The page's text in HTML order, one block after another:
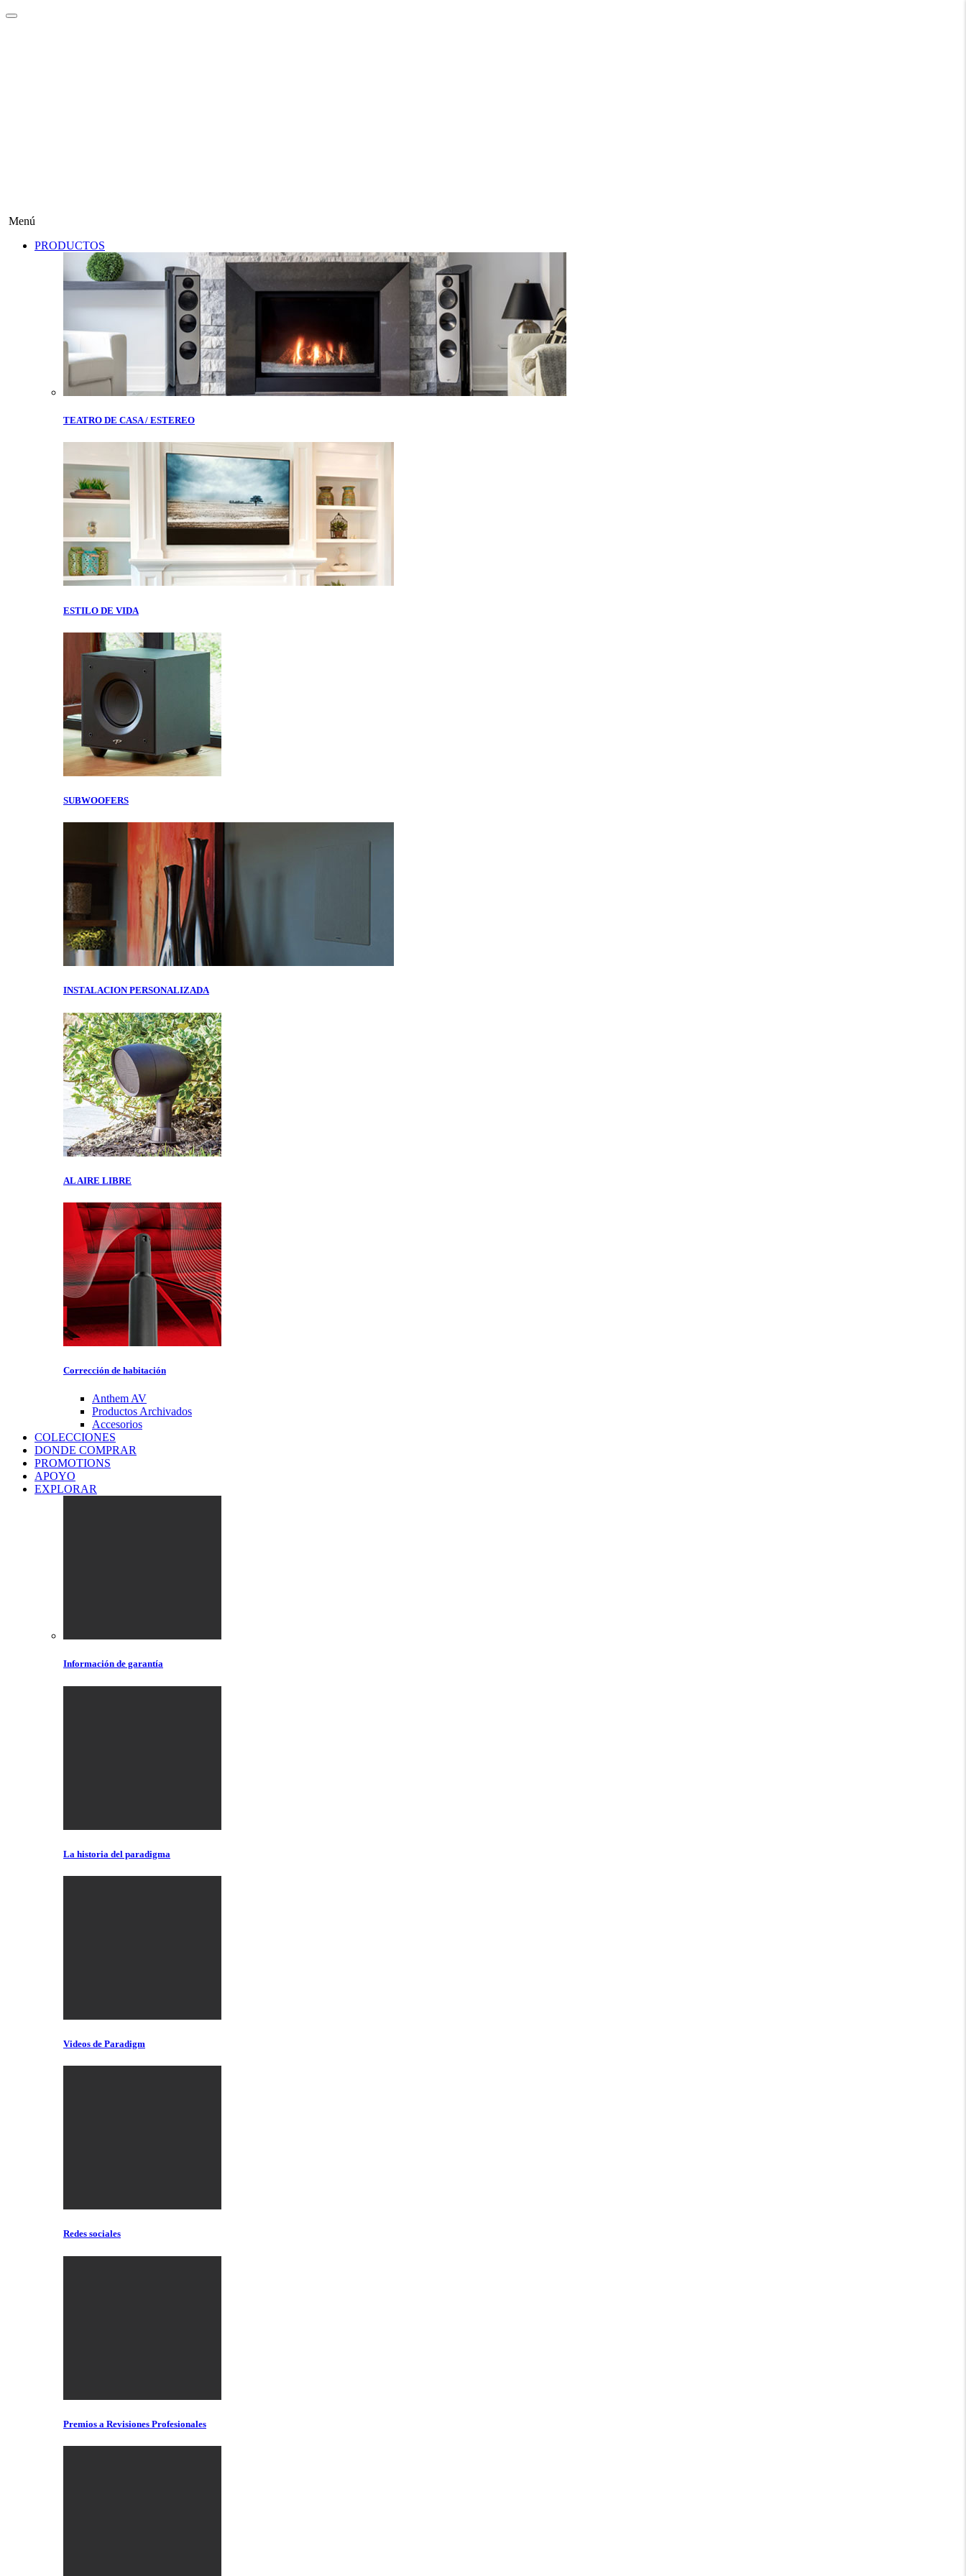
Menú
PRODUCTOS
TEATRO DE CASA / ESTEREO
ESTILO DE VIDA
SUBWOOFERS
INSTALACION PERSONALIZADA
AL AIRE LIBRE
Corrección de habitación
Anthem AV
Productos Archivados
Accesorios
COLECCIONES
DONDE COMPRAR
PROMOTIONS
APOYO
EXPLORAR
Información de garantía
La historia del paradigma
Videos de Paradigm
Redes sociales
Premios a Revisiones Profesionales